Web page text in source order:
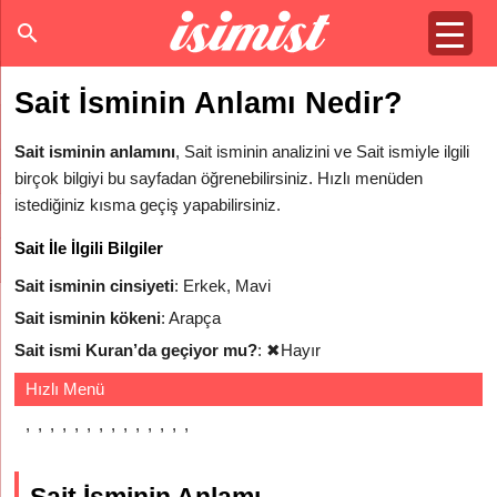
Sait İsminin Anlamı Nedir?
Sait isminin anlamını, Sait isminin analizini ve Sait ismiyle ilgili
birçok bilgiyi bu sayfadan öğrenebilirsiniz. Hızlı menüden
istediğiniz kısma geçiş yapabilirsiniz.
Sait İle İlgili Bilgiler
Sait isminin cinsiyeti: Erkek, Mavi
Sait isminin kökeni: Arapça
Sait ismi Kuran’da geçiyor mu?: ✖Hayır
Hızlı Menü